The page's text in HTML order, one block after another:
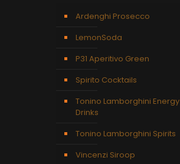
Ardenghi Prosecco
LemonSoda
P31 Aperitivo Green
Spirito Cocktails
Tonino Lamborghini Energy
Drinks
Tonino Lamborghini Spirits
Vincenzi Siroop